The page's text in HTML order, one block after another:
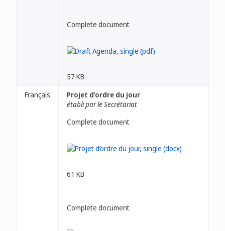
Complete document
57 KB
Français
Projet d’ordre du jour
établi par le Secrétariat
Complete document
61 KB
Complete document